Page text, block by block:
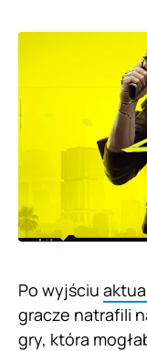
Po wyjściu
gracze natrafili
gry, która